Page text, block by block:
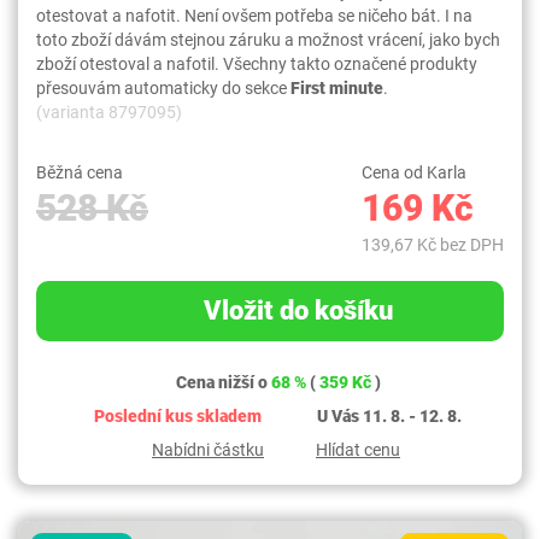
otestovat a nafotit. Není ovšem potřeba se ničeho bát. I na
toto zboží dávám stejnou záruku a možnost vrácení, jako bych
zboží otestoval a nafotil. Všechny takto označené produkty
přesouvám automaticky do sekceFirst minute.
(varianta 8797095)
Běžná cena
528 Kč
Cena od Karla
169 Kč
139,67 Kč bez DPH
Vložit do košíku
Cena nižší o68 %(359 Kč)
Poslední kus skladem
U Vás 11. 8. - 12. 8.
Nabídni částku
Hlídat cenu